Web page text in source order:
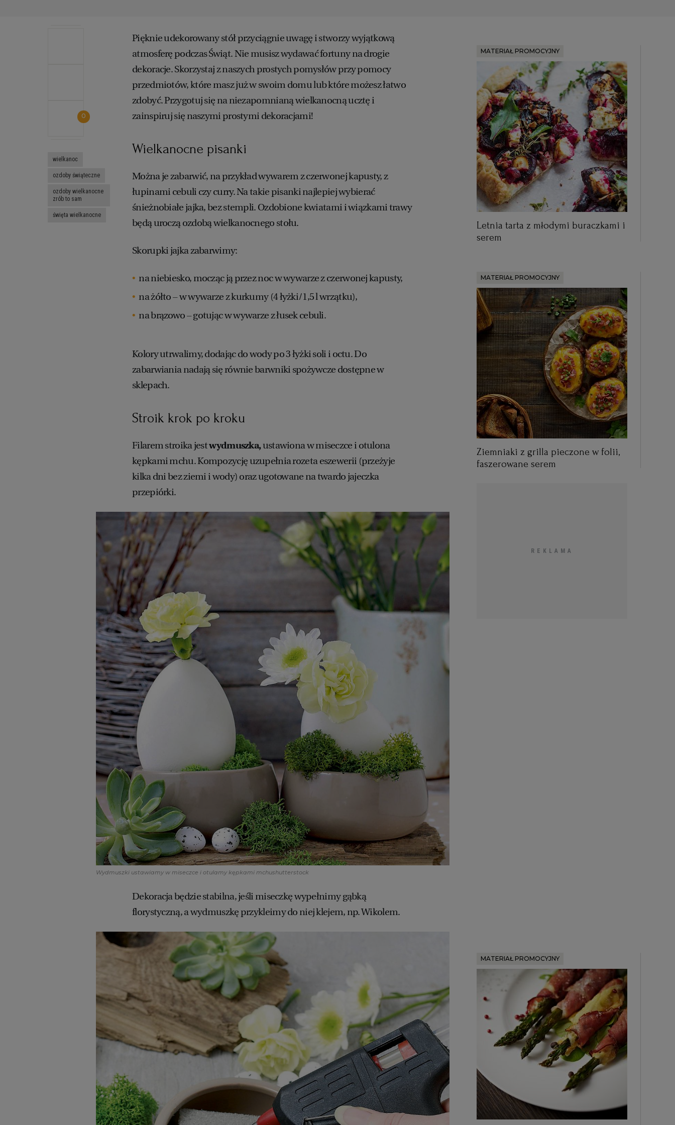
Pięknie udekorowany stół przyciągnie uwagę i stworzy wyjątkową
atmosferę podczas Świąt. Nie musisz wydawać fortuny na drogie
dekoracje. Skorzystaj z naszych prostych pomysłów przy pomocy
przedmiotów, które masz już w swoim domu lub które możesz łatwo
zdobyć. Przygotuj się na niezapomnianą wielkanocną ucztę i
zainspiruj się naszymi prostymi dekoracjami!
Wielkanocne pisanki
Można je zabarwić, na przykład wywarem z czerwonej kapusty, z
łupinami cebuli czy curry. Na takie pisanki najlepiej wybierać
śnieżnobiałe jajka, bez stempli. Ozdobione kwiatami i wiązkami trawy
będą uroczą ozdobą wielkanocnego stołu.
Skorupki jajka zabarwimy:
na niebiesko, mocząc ją przez noc w wywarze z czerwonej kapusty,
na żółto – w wywarze z kurkumy (4 łyżki/1,5 l wrzątku),
na brązowo – gotując w wywarze z łusek cebuli.
Kolory utrwalimy, dodając do wody po 3 łyżki soli i octu. Do
zabarwiania nadają się równie barwniki spożywcze dostępne w
sklepach.
Stroik krok po kroku
Filarem stroika jestwydmuszka,ustawiona w miseczce i otulona
kępkami mchu. Kompozycję uzupełnia rozeta eszewerii (przeżyje
kilka dni bez ziemi i wody) oraz ugotowane na twardo jajeczka
przepiórki.
Wydmuszki ustawiamy w miseczce i otulamy kępkami mchushutterstock
Dekoracja będzie stabilna, jeśli miseczkę wypełnimy gąbką
florystyczną, a wydmuszkę przykleimy do niej klejem, np. Wikolem.
0
wielkanoc
ozdoby świąteczne
ozdoby wielkanocne
zrób to sam
święta wielkanocne
MATERIAŁ PROMOCYJNY
Letnia tarta z młodymi buraczkami i
serem
MATERIAŁ PROMOCYJNY
Ziemniaki z grilla pieczone w folii,
faszerowane serem
MATERIAŁ PROMOCYJNY